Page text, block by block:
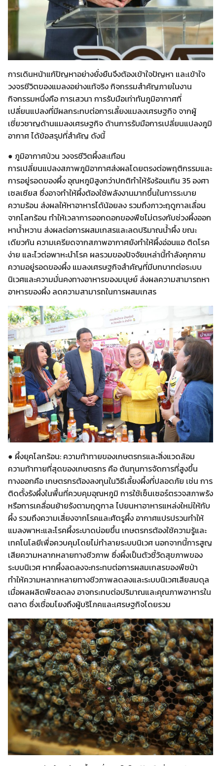
การเดินหน้าแก้ปัญหาอย่างยั่งยืนจึงต้องเข้าใจปัญหา และเข้าใจ
วงจรชีวิตของแมลงอย่างแท้จริง กิจกรรมสำคัญภายในงาน
กิจกรรมหนึ่งคือ การเสวนา การรับมือเท่าทันภูมิอากาศที่
เปลี่ยนแปลงที่มีผลกระทบต่อการเลี้ยงแมลงเศรษฐกิจ จากผู้
เชี่ยวชาญด้านแมลงเศรษฐกิจ ด้านการรับมือการเปลี่ยนแปลงภูมิ
อากาศ ได้ข้อสรุปที่สำคัญ ดังนี้
● ภูมิอากาศป่วน วงจรชีวิตผึ้งสะเทือน
การเปลี่ยนแปลงสภาพภูมิอากาศส่งผลโดยตรงต่อพฤติกรรมและ
การอยู่รอดของผึ้ง อุณหภูมิสูงกว่าปกติทำให้รังร้อนเกิน 35 องศา
เซลเซียส ซึ่งอาจทำให้ผึ้งต้องใช้พลังงานมากขึ้นในการระบาย
ความร้อน ส่งผลให้หาอาหารได้น้อยลง รวมถึงภาวะฤดูกาลเลื่อน
จากโลกร้อน ทำให้เวลาการออกดอกของพืชไม่ตรงกับช่วงผึ้งออก
หาน้ำหวาน ส่งผลต่อการผสมเกสรและลดปริมาณน้ำผึ้ง ขณะ
เดียวกัน ความเครียดจากสภาพอากาศยังทำให้ผึ้งอ่อนแอ ติดโรค
ง่าย และไวต่อพาหะนำโรค ผลรวมของปัจจัยเหล่านี้กำลังคุกคาม
ความอยู่รอดของผึ้ง แมลงเศรษฐกิจสำคัญที่มีบทบาทต่อระบบ
นิเวศและความมั่นคงทางอาหารของมนุษย์ ส่งผลความสามารถหา
อาหารของผึ้ง ลดความสามารถในการผสมเกสร
● ผึ้งยุคโลกร้อน: ความท้าทายของเกษตรกรและสิ่งแวดล้อม
ความท้าทายที่สุดของเกษตรกร คือ ต้นทุนการจัดการที่สูงขึ้น
ทางออกคือ เกษตรกรต้องลงทุนในวิธีเลี้ยงผึ้งที่ปลอดภัย เช่น การ
ติดตั้งรังผึ้งในพื้นที่ควบคุมอุณหภูมิ การใช้เซ็นเซอร์ตรวจสภาพรัง
หรือการเคลื่อนย้ายรังตามฤดูกาล ไปยนหาอาหารแหล่งใหม่ให้กับ
ผึ้ง รวมถึงความเสี่ยงจากโรคและศัตรูผึ้ง อากาศแปรปรวนทำให้
แมลงพาหะและโรคผึ้งระบาดบ่อยขึ้น เกษตรกรต้องใช้ความรู้และ
เทคโนโลยีเพื่อควบคุมโดยไม่ทำลายระบบนิเวศ นอกจากนี้การสูญ
เสียความหลากหลายทางชีวภาพ ซึ่งผึ้งเป็นตัวชี้วัดสุขภาพของ
ระบบนิเวศ หากผึ้งลดลงจะกระทบต่อการผสมเกสรของพืชป่า
ทำให้ความหลากหลายทางชีวภาพลดลงและระบบนิเวศเสียสมดุล
เมื่อผลผลิตพืชลดลง อาจกระทบต่อปริมาณและคุณภาพอาหารใน
ตลาด ซึ่งเชื่อมโยงถึงผู้บริโภคและเศรษฐกิจโดยรวม